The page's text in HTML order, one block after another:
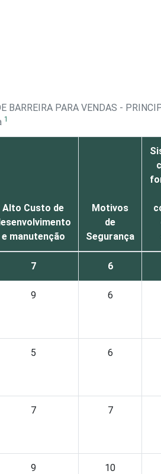
BARREIRA PARA VENDAS -
1
Alto Custo de
e manutenção
Motivos
de
Segurança
7 6
9 6
5 6
7 7
9 10